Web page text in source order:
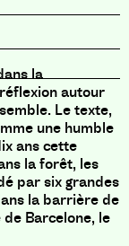
la
autour
Le texte,
une humble
ans cette
la forêt, les
par six grandes
la barrière de
Barcelone, le